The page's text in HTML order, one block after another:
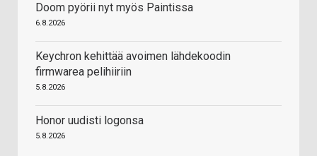
Doom pyörii nyt myös Paintissa
6.8.2026
Keychron kehittää avoimen lähdekoodin
firmwarea pelihiiriin
5.8.2026
Honor uudisti logonsa
5.8.2026